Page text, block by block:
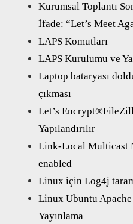
Kurumsal Toplantı
İfade: “Let’s Meet
LAPS Komutları
LAPS Kurulumu ve
Laptop bataryası
çıkması
Let’s
Yapılandırılır
Link-Local Multicast
enabled
Linux için Log4j
Linux Ubuntu
Yayınlama